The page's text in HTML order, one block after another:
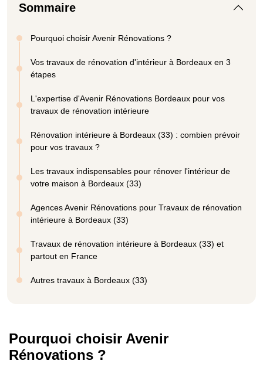
Sommaire
Pourquoi choisir Avenir Rénovations ?
Vos travaux de rénovation d'intérieur à Bordeaux en 3
étapes
L'expertise d'Avenir Rénovations Bordeaux pour vos
travaux de rénovation intérieure
Rénovation intérieure à Bordeaux (33) : combien prévoir
pour vos travaux ?
Les travaux indispensables pour rénover l'intérieur de
votre maison à Bordeaux (33)
Agences Avenir Rénovations pour Travaux de rénovation
intérieure à Bordeaux (33)
Travaux de rénovation intérieure à Bordeaux (33) et
partout en France
Autres travaux à Bordeaux (33)
Pourquoi choisir Avenir
Rénovations ?